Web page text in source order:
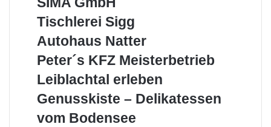
Leiblachtal
Tischlerei
Tischlerei Sigg
Autohaus
Autohaus Natter
Peter
KFZ
Meisterbetrieb
Peter´s KFZ Meisterbetrieb
Leiblachtal
Leiblachtal erleben
Genusskiste
Delikatessen
Genusskiste – Delikatessen
vom Bodensee